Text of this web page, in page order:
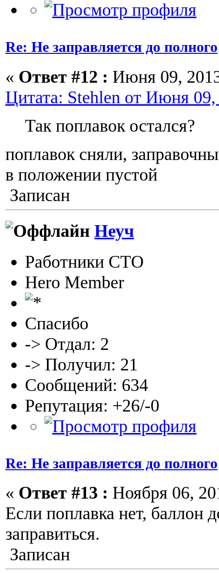
Re: Не заправляется до полного
« Ответ #12 : Июня 09,
Цитата: Stehlen от Июня
Так поплавок остался?
поплавок сняли,
в положении пустой
Записан
Неуч
Работники СТО
Hero Member
Спасибо
-> Отдал: 2
-> Получил: 21
Сообщений: 634
Репутация: +26/-0
Re: Не заправляется до полного
« Ответ #13 : Ноября 06,
Если поплавка нет, баллон
заправиться.
Записан